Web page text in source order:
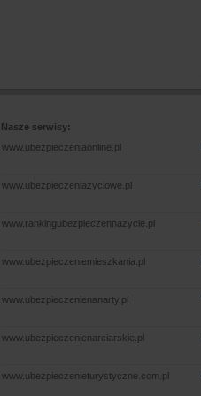
Nasze serwisy:
www.ubezpieczeniaonline.pl
www.ubezpieczeniazyciowe.pl
www.rankingubezpieczennazycie.pl
www.ubezpieczeniemieszkania.pl
www.ubezpieczenienanarty.pl
www.ubezpieczenienarciarskie.pl
www.ubezpieczenieturystyczne.com.pl